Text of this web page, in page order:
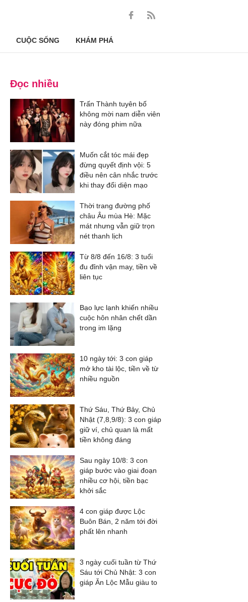
CUỘC SỐNG KHÁM PHÁ
Đọc nhiều
Trấn Thành tuyên bố
không mời nam diễn viên
này đóng phim nữa
Muốn cắt tóc mái đẹp
đừng quyết định vội: 5
điều nên cân nhắc trước
khi thay đổi diện mạo
Thời trang đường phố
châu Âu mùa Hè: Mặc
mát nhưng vẫn giữ trọn
nét thanh lịch
Từ 8/8 đến 16/8: 3 tuổi
đu đỉnh vận may, tiền về
liên tục
Bạo lực lạnh khiến nhiều
cuộc hôn nhân chết dần
trong im lặng
10 ngày tới: 3 con giáp
mở kho tài lộc, tiền về từ
nhiều nguồn
Thứ Sáu, Thứ Bảy, Chủ
Nhật (7,8,9/8): 3 con giáp
giữ ví, chủ quan là mất
tiền không đáng
Sau ngày 10/8: 3 con
giáp bước vào giai đoạn
nhiều cơ hội, tiền bạc
khởi sắc
4 con giáp được Lộc
Buôn Bán, 2 năm tới đời
phất lên nhanh
3 ngày cuối tuần từ Thứ
Sáu tới Chủ Nhật: 3 con
giáp Ăn Lộc Mẫu giàu to